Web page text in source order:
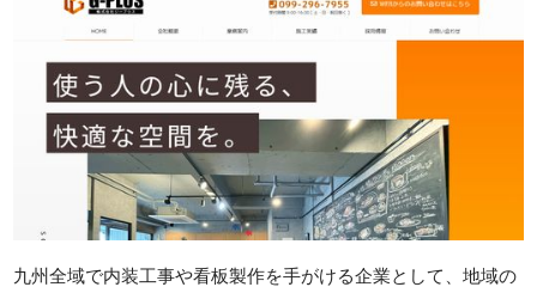
九州全域で内装工事や看板製作を手がける企業として、地域の